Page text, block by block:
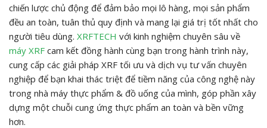
chiến lược chủ động để đảm bảo mọi lô hàng, mọi sản phẩm
đều an toàn, tuân thủ quy định và mang lại giá trị tốt nhất cho
người tiêu dùng. XRFTECH với kinh nghiệm chuyên sâu về
máy XRF cam kết đồng hành cùng bạn trong hành trình này,
cung cấp các giải pháp XRF tối ưu và dịch vụ tư vấn chuyên
nghiệp để bạn khai thác triệt để tiềm năng của công nghệ này
trong nhà máy thực phẩm & đồ uống của mình, góp phần xây
dựng một chuỗi cung ứng thực phẩm an toàn và bền vững
hơn.